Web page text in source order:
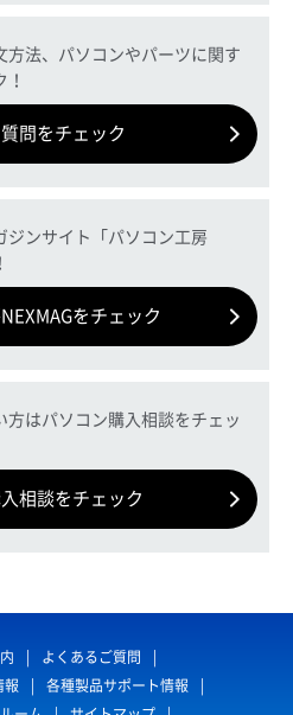
法、パソコンやパーツに関す
問をチェック
ンサイト「パソコン工房
をチェック
はパソコン購入相談をチェッ
相談をチェック
よくあるご質問
報
各種製品サポート情報